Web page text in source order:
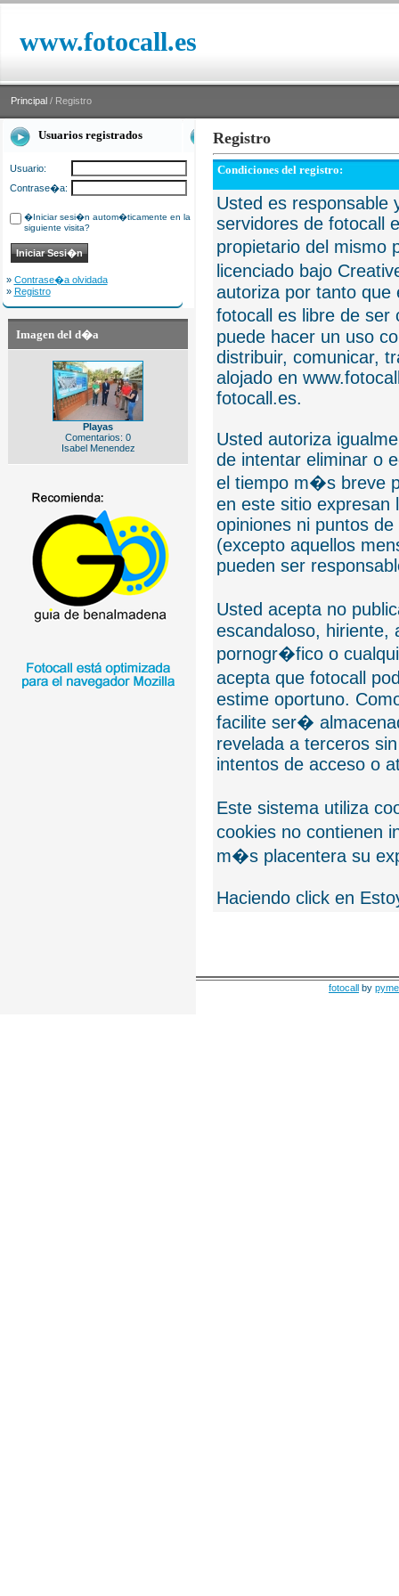
www.fotocall.es
Principal / Registro
Usuarios registrados
Usuario:
Contrase�a:
�Iniciar sesi�n autom�ticamente en la
siguiente visita?
» Contrase�a olvidada
» Registro
Imagen del d�a
Playas
Comentarios: 0
Isabel Menendez
Registro
Condiciones del registro:
Usted es responsable
servidores de fotocall
propietario del mismo
licenciado bajo
autoriza por tanto que
fotocall es libre de
puede hacer un uso
distribuir, comunicar,
alojado en
fotocall.es.
Usted autoriza
de intentar eliminar o
el tiempo m�s breve
en este sitio expresan
opiniones ni puntos
(excepto aquellos
pueden ser
Usted acepta no
escandaloso, hiriente,
pornogr�fico o
acepta que fotocall
estime oportuno.
facilite ser�
revelada a terceros
intentos de acceso o
Este sistema utiliza
cookies no contienen
m�s placentera su
Haciendo click en
fotocall by